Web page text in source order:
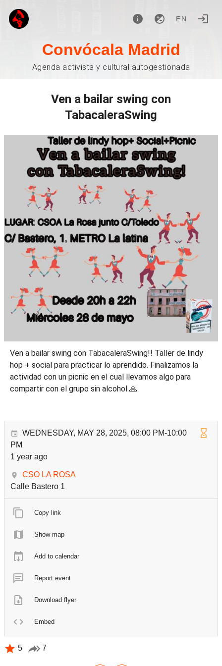
EN
Convócala Madrid
Agenda activista y cultural autogestionada
Ven a bailar swing con
TabacaleraSwing
Ven a bailar swing con TabacaleraSwing!! Taller de lindy
hop + social para practicar lo aprendido. Finalizamos la
actividad con un picnic en el cual llevamos algo para
compartir con el grupo sin alcohol 🙏
WEDNESDAY, MAY 28, 2025, 08:00 PM-10:00
PM
1 year ago
CSO LA ROSA
Calle Bastero 1
Copy link
Show map
Add to calendar
Report event
Download flyer
Embed
5 7